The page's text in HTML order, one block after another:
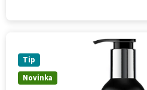
Novinka
Tip